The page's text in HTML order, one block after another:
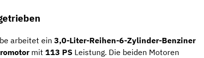
arbeitet ein 3,0-Liter-Reihen-6-Zylinder-Benziner
mit 113 PS Leistung. Die beiden Motoren